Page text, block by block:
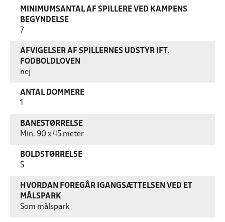
MINIMUMSANTAL AF SPILLERE VED KAMPENS
BEGYNDELSE
7
AFVIGELSER AF SPILLERNES UDSTYR IFT.
FODBOLDLOVEN
nej
ANTAL DOMMERE
BANESTØRRELSE
Min. 90 x 45 meter
BOLDSTØRRELSE
5
HVORDAN FOREGÅR IGANGSÆTTELSEN VED ET
MÅLSPARK
Som målspark